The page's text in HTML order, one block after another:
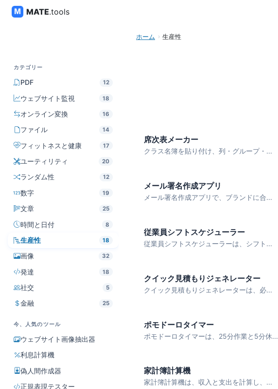
MATE.tools
カテゴリー
PDF 12
ウェブサイト監視 18
オンライン変換 16
ファイル 14
フィットネスと健康 17
ユーティリティ 20
ランダム性 12
数字 19
文章 25
時間と日付 8
生産性 18
画像 32
発達 18
社交 5
金融 25
今、人気のツール
ウェブサイト画像抽出器
利息計算機
偽人間作成器
正規表現テスター
ホーム 生産性
席次表メーカー
クラス名簿を貼り付け、列・グループ・...
メール署名作成アプリ
メール署名作成アプリで、ブランドに合...
従業員シフトスケジューラー
従業員シフトスケジューラーは、シフト...
クイック見積もりジェネレーター
クイック見積もりジェネレーターは、必...
ポモドーロタイマー
ポモドーロタイマーは、25分作業と5分休...
家計簿計算機
家計簿計算機は、収入と支出を計算し、...